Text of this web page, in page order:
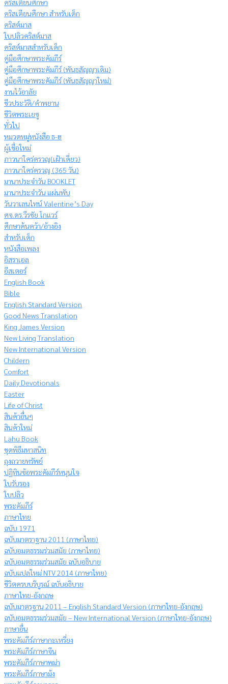
คริสเตียนศึกษา
คริสเตียนศึกษา สำหรับเด็ก
คริสต์มาส
ใบปลิวคริสต์มาส
คริสต์มาสสำหรับเด็ก
คู่มือศึกษาพระคัมภีร์
คู่มือศึกษาพระคัมภีร์ (พันธสัญญาเดิม)
คู่มือศึกษาพระคัมภีร์ (พันธสัญญาใหม่)
งานไว้อาลัย
ชีวประวัติ/คำพยาน
ชีวิตพระเยซู
ทั่วไป
หมวดหมู่หนังสือ ธ-ฮ
ผู้เชื่อใหม่
ภาวนาใคร่ครวญ(เฝ้าเดี่ยว)
ภาวนาใคร่ครวญ (365 วัน)
มานาประจำวัน BOOKLET
มานาประจำวัน แผ่นพับ
วันวาเลนไทน์ Valentine’s Day
ศจ.ดร.วีรชัย โกแวร์
ศึกษาค้นคว้า/อ้างอิง
สำหรับเด็ก
หนังสือเพลง
อิสราเอล
อีสเตอร์
English Book
Bible
English Standard Version
Good News Translation
King James Version
New Living Translation
New International Version
Childern
Comfort
Daily Devotionals
Easter
Life of Christ
สินค้าอื่นๆ
สินค้าใหม่
Lahu Book
ชุดพิธีมหาสนิท
ถุงถวายทรัพย์
ปฏิทินข้อพระคัมภีร์หนุนใจ
ใบรับรอง
ใบปลิว
พระคัมภีร์
ภาษาไทย
ฉบับ 1971
ฉบับมาตราฐาน 2011 (ภาษาไทย)
ฉบับอมตธรรมร่วมสมัย (ภาษาไทย)
ฉบับอมตธรรมร่วมสมัย ฉบับอธิบาย
ฉบับแปลใหม่ NTV 2014 (ภาษาไทย)
ชีวิตครบบริบูรณ์ ฉบับอธิบาย
ภาษาไทย-อังกฤษ
ฉบับมาตรฐาน 2011 – English Standard Version (ภาษาไทย-อังกฤษ)
ฉบับอมตธรรมร่วมสมัย – New International Version (ภาษาไทย-อังกฤษ)
ภาษาอื่น
พระคัมภีร์ภาษากะเหรี่ยง
พระคัมภีร์ภาษาจีน
พระคัมภีร์ภาษาพม่า
พระคัมภีร์ภาษาม้ง